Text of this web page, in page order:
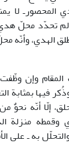
المحصورـ لا
لم تحدّد محلّ
الهدي، وأنّه
المقام وإن
فيها بمثابة
إلّا أنّه نحوٌ
وقمطه منزلة
به ـ على